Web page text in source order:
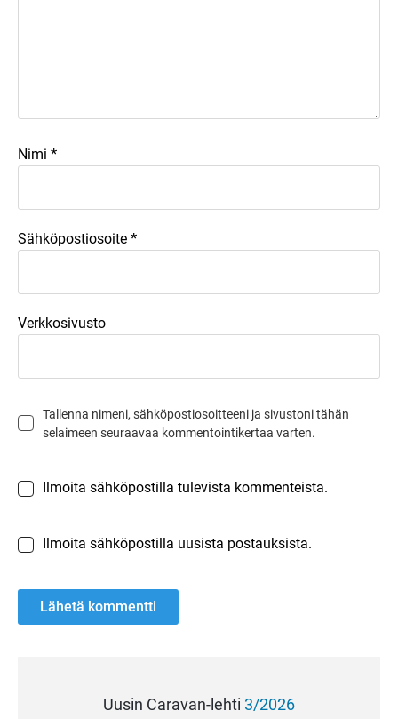
Nimi *
Sähköpostiosoite *
Verkkosivusto
Tallenna nimeni, sähköpostiosoitteeni ja sivustoni tähän
selaimeen seuraavaa kommentointikertaa varten.
Ilmoita sähköpostilla tulevista kommenteista.
Ilmoita sähköpostilla uusista postauksista.
Uusin Caravan-lehti 3/2026